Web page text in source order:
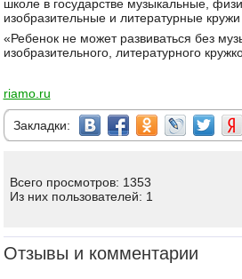
школе в государстве музыкальные,
изобразительные и литературные кружи
«Ребенок не может развиваться без
изобразительного, литературного
riamo.ru
Закладки:
Всего просмотров: 1353
Из них пользователей: 1
Отзывы и комментарии